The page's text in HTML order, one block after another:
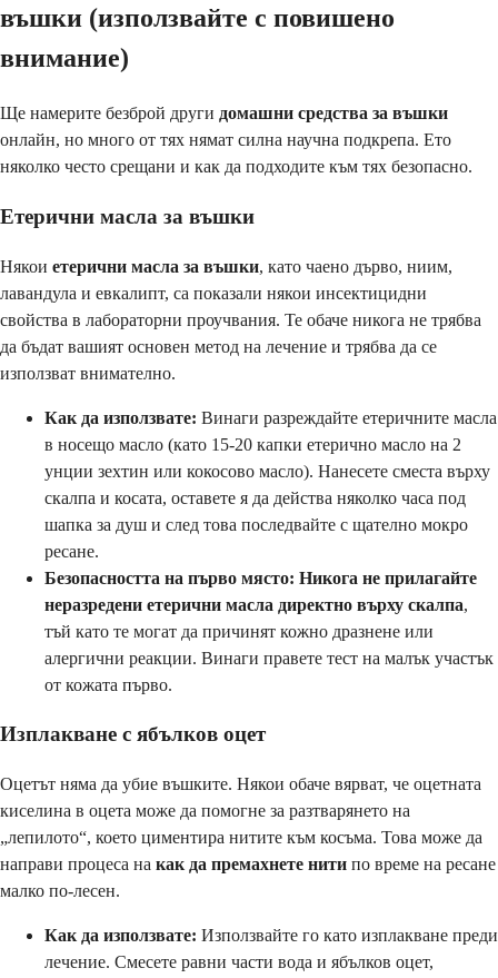
въшки (използвайте с повишено
внимание)
Ще намерите безброй други домашни средства за въшки
онлайн, но много от тях нямат силна научна подкрепа. Ето
няколко често срещани и как да подходите към тях безопасно.
Етерични масла за въшки
Някои етерични масла за въшки, като чаено дърво, ниим,
лавандула и евкалипт, са показали някои инсектицидни
свойства в лабораторни проучвания. Те обаче никога не трябва
да бъдат вашият основен метод на лечение и трябва да се
използват внимателно.
Как да използвате: Винаги разреждайте етеричните масла
в носещо масло (като 15-20 капки етерично масло на 2
унции зехтин или кокосово масло). Нанесете сместа върху
скалпа и косата, оставете я да действа няколко часа под
шапка за душ и след това последвайте с щателно мокро
ресане.
Безопасността на първо място: Никога не прилагайте
неразредени етерични масла директно върху скалпа,
тъй като те могат да причинят кожно дразнене или
алергични реакции. Винаги правете тест на малък участък
от кожата първо.
Изплакване с ябълков оцет
Оцетът няма да убие въшките. Някои обаче вярват, че оцетната
киселина в оцета може да помогне за разтварянето на
„лепилото“, което циментира нитите към косъма. Това може да
направи процеса на как да премахнете нити по време на ресане
малко по-лесен.
Как да използвате: Използвайте го като изплакване преди
лечение. Смесете равни части вода и ябълков оцет,